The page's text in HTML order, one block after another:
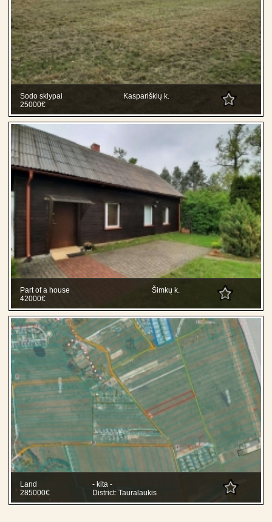
Sodo sklypai
Kaspariškių k.
25000€
Part of a house
Šimkų k.
42000€
Land
- kita -
285000€
District: Tauralaukis